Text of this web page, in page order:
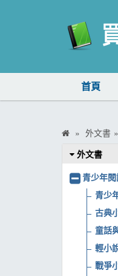
首頁
外文書
外文書
青少年
青少
古典
童話
輕小
戰爭